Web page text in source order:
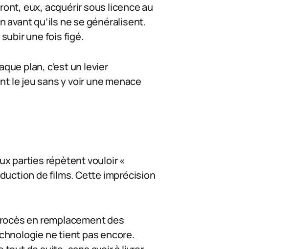
eux, acquérir sous licence au
qu’ils ne se généralisent.
une fois figé.
plan, c’est un levier
le jeu sans y voir une menace
parties répètent vouloir «
de films. Cette imprécision
en remplacement des
ne tient pas encore.